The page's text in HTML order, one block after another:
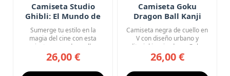
Camiseta Studio
Ghibli: El Mundo de
los Sueños
Sumerge tu estilo en la
magia del cine con esta
camiseta negra de cuello en
V...
26,00 €
Camiseta Goku
Dragon Ball Kanji
Street Style
Camiseta negra de cuello en
V con diseño urbano y
editorial inspirado en Goku...
26,00 €